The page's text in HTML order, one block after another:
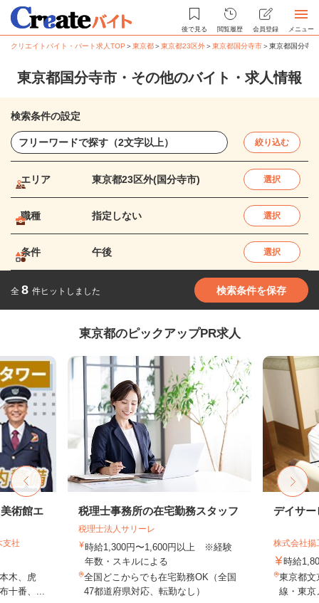
後で見る 閲覧履歴 会員登録 メニュー
クリエイトバイト・パート求人TOP ＞東京都＞東京都23区外＞東京都国分寺市＞東京都国分寺
東京都国分寺市・その他のバイト・求人情報
検索条件の設定
絞り込む
エリア 東京都23区外(国分寺市) 選択
職種 指定しない 選択
条件 午後 選択
全 8 件ヒットしました 検索条件を保存
東京都のピックアップPR求人
術館エ
社
木、虎
十番、...
税理士事務所の在宅勤務スタッフ
税理士法人サリーレ
時給1,300円〜1,600円以上 ※経験
年数・スキルによる
全国どこからでも在宅勤務OK（全国
47都道府県対応、転勤なし）
デイサー
株式会社揚
時給
東京都文
線・東京